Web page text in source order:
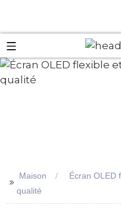
>>
Maison
Écran OLED
qualité